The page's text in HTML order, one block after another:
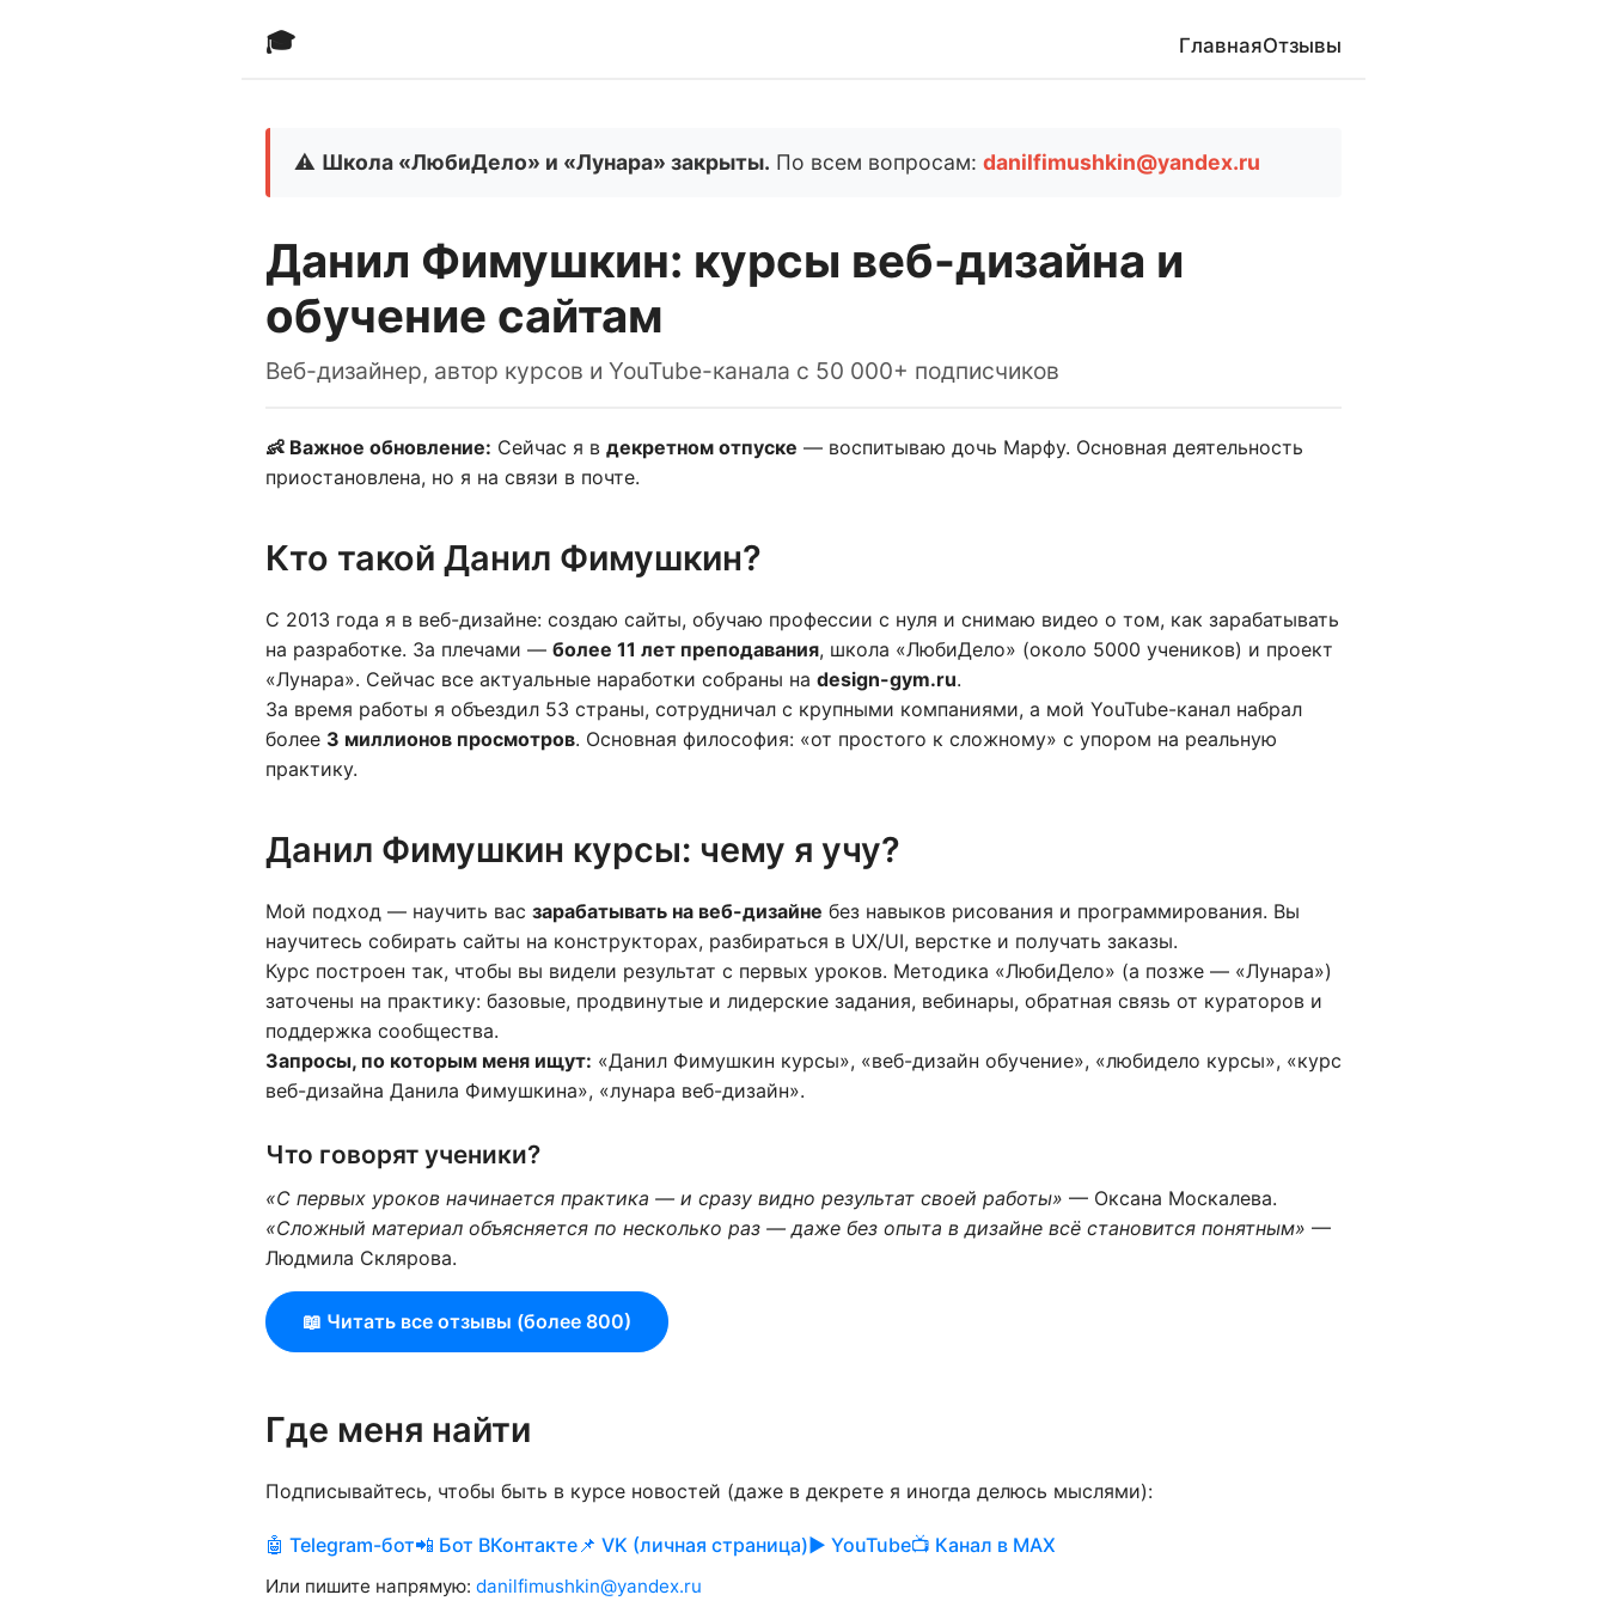
🎓 ГлавнаяОтзывы
⚠️ Школа «ЛюбиДело» и «Лунара» закрыты. По всем вопросам: danilfimushkin@yandex.ru
Данил Фимушкин: курсы веб-дизайна и
обучение сайтам
Веб-дизайнер, автор курсов и YouTube-канала с 50 000+ подписчиков
👶 Важное обновление: Сейчас я в декретном отпуске — воспитываю дочь Марфу. Основная деятельность
приостановлена, но я на связи в почте.
Кто такой Данил Фимушкин?
С 2013 года я в веб-дизайне: создаю сайты, обучаю профессии с нуля и снимаю видео о том, как зарабатывать
на разработке. За плечами — более 11 лет преподавания, школа «ЛюбиДело» (около 5000 учеников) и проект
«Лунара». Сейчас все актуальные наработки собраны на design-gym.ru.
За время работы я объездил 53 страны, сотрудничал с крупными компаниями, а мой YouTube-канал набрал
более 3 миллионов просмотров. Основная философия: «от простого к сложному» с упором на реальную
практику.
Данил Фимушкин курсы: чему я учу?
Мой подход — научить вас зарабатывать на веб-дизайне без навыков рисования и программирования. Вы
научитесь собирать сайты на конструкторах, разбираться в UX/UI, верстке и получать заказы.
Курс построен так, чтобы вы видели результат с первых уроков. Методика «ЛюбиДело» (а позже — «Лунара»)
заточены на практику: базовые, продвинутые и лидерские задания, вебинары, обратная связь от кураторов и
поддержка сообщества.
Запросы, по которым меня ищут: «Данил Фимушкин курсы», «веб-дизайн обучение», «любидело курсы», «курс
веб-дизайна Данила Фимушкина», «лунара веб-дизайн».
Что говорят ученики?
«С первых уроков начинается практика — и сразу видно результат своей работы» — Оксана Москалева.
«Сложный материал объясняется по несколько раз — даже без опыта в дизайне всё становится понятным» —
Людмила Склярова.
📖 Читать все отзывы (более 800)
Где меня найти
Подписывайтесь, чтобы быть в курсе новостей (даже в декрете я иногда делюсь мыслями):
🤖 Telegram-бот📲 Бот ВКонтакте📌 VK (личная страница)▶️ YouTube📺 Канал в MAX
Или пишите напрямую: danilfimushkin@yandex.ru